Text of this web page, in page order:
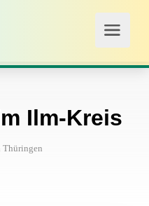
Ilm-Kreis
Thüringen